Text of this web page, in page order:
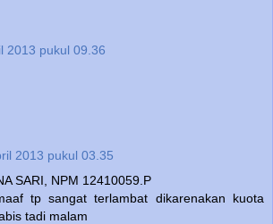
2013 pukul 09.36
2013 pukul 03.35
SARI, NPM 12410059.P
tp sangat terlambat dikarenakan kuota
tadi malam